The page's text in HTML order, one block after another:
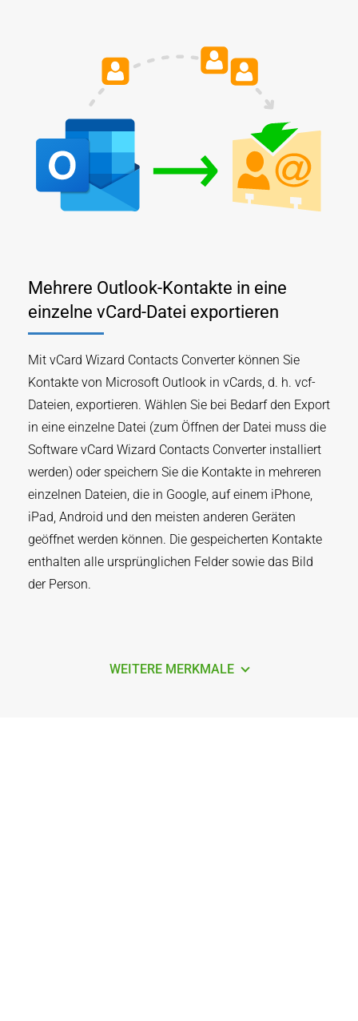
Mehrere Outlook-Kontakte in eine
einzelne vCard-Datei exportieren
Mit vCard Wizard Contacts Converter können Sie
Kontakte von Microsoft Outlook in vCards, d. h. vcf-
Dateien, exportieren. Wählen Sie bei Bedarf den Export
in eine einzelne Datei (zum Öffnen der Datei muss die
Software vCard Wizard Contacts Converter installiert
werden) oder speichern Sie die Kontakte in mehreren
einzelnen Dateien, die in Google, auf einem iPhone,
iPad, Android und den meisten anderen Geräten
geöffnet werden können. Die gespeicherten Kontakte
enthalten alle ursprünglichen Felder sowie das Bild
der Person.
WEITERE MERKMALE